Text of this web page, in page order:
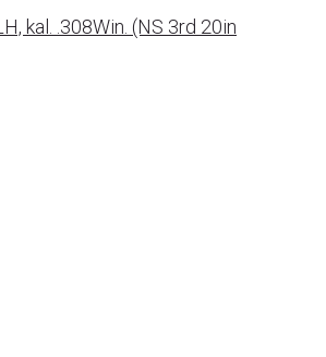
kal. .308Win. (NS 3rd 20in